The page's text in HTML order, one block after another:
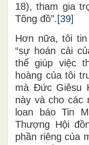
18), tham gia
Tông đồ”.[39]
Hơn nữa, tôi
“sự hoán cải
thể giúp việc
hoàng của tôi
mà Đức Giêsu
này và cho các
loan báo Tin
Thượng Hội
phần riêng của